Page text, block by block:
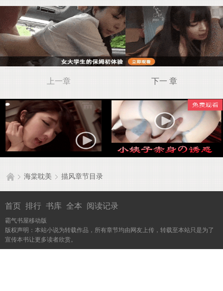
上一章 下一 章
海棠耽美 描风章节目录
首页 排行 书库 全本 阅读记录
霸气书屋移动版
版权声明：本站小说为转载作品，所有章节均由网友上传，转载至本站只是为了
宣传本书让更多读者欣赏。